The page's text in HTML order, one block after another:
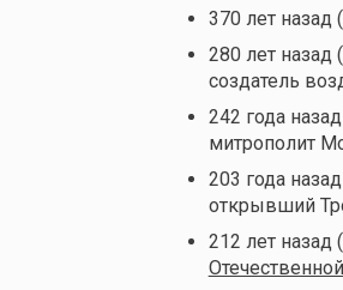
370 лет назад
280 лет назад
создатель
242 года
митрополит
203 года
открывший
212 лет назад